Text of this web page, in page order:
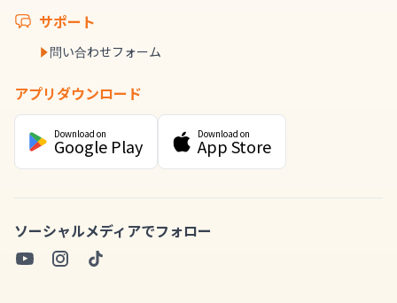
サポート
問い合わせフォーム
アプリダウンロード
Download on
Google Play
Download on
App Store
ソーシャルメディアでフォロー